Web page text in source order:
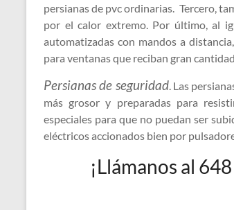
persianas de pvc ordinarias. Tercero,
por el calor extremo. Por último, al
automatizadas con mandos a
para ventanas que reciban gran
Persianas de seguridad. Las
más grosor y preparadas para
especiales para que no puedan ser
eléctricos accionados bien por
¡Llámanos al